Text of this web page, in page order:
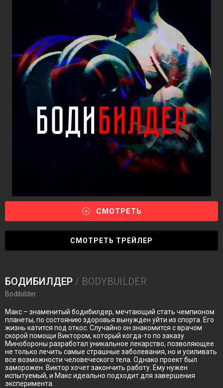
СМОТРЕТЬ
СМОТРЕТЬ ТРЕЙЛЕР
БОДИБИЛДЕР / BODYBUILDER
Bodibilder
Макс – знаменитый бодибилдер, мечтающий стать чемпионом
планеты, по состоянию здоровья вынужден уйти из спорта. Его
жизнь катится под откос. Случайно он знакомится с врачом
скорой помощи Виктором, который когда-то по заказу
Минобороны разработал уникальное лекарство, позволяющее
не только лечить самые страшные заболевания, но и усиливать
все возможности человеческого тела. Однако проект был
заморожен. Виктор хочет закончить работу. Ему нужен
испытуемый, и Макс идеально подходит для завершения
эксперимента.